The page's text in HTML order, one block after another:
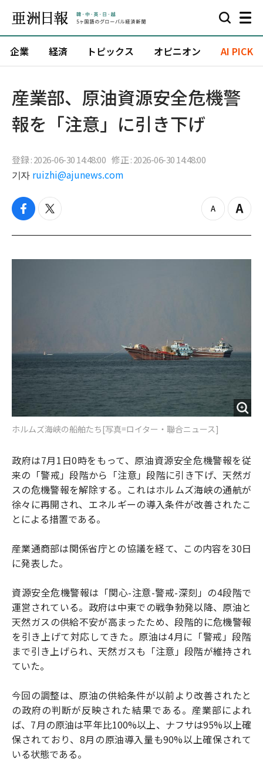
企業 経済 トピックス オピニオン AI PICK
産業部、原油資源安全危機警
報を「注意」に引き下げ
登録 : 2026-06-30 14:48:00 修正 : 2026-06-30 14:48:00
기자 ruizhi@ajunews.com
f
c
b
t
i
t
z
o
o
Z
o
i
ホルムズ海峡の船舶たち[写真=ロイター・聯合ニュース]
政府は7月1日0時をもって、原油資源安全危機警報を従
来の「警戒」段階から「注意」段階に引き下げ、天然ガ
スの危機警報を解除する。これはホルムズ海峡の通航が
徐々に再開され、エネルギーの導入条件が改善されたこ
とによる措置である。
産業通商部は関係省庁との協議を経て、この内容を30日
に発表した。
資源安全危機警報は「関心-注意-警戒-深刻」の4段階で
運営されている。政府は中東での戦争勃発以降、原油と
天然ガスの供給不安が高まったため、段階的に危機警報
を引き上げて対応してきた。原油は4月に「警戒」段階
まで引き上げられ、天然ガスも「注意」段階が維持され
ていた。
今回の調整は、原油の供給条件が以前より改善されたと
の政府の判断が反映された結果である。産業部によれ
ば、7月の原油は平年比100%以上、ナフサは95%以上確
保されており、8月の原油導入量も90%以上確保されて
いる状態である。